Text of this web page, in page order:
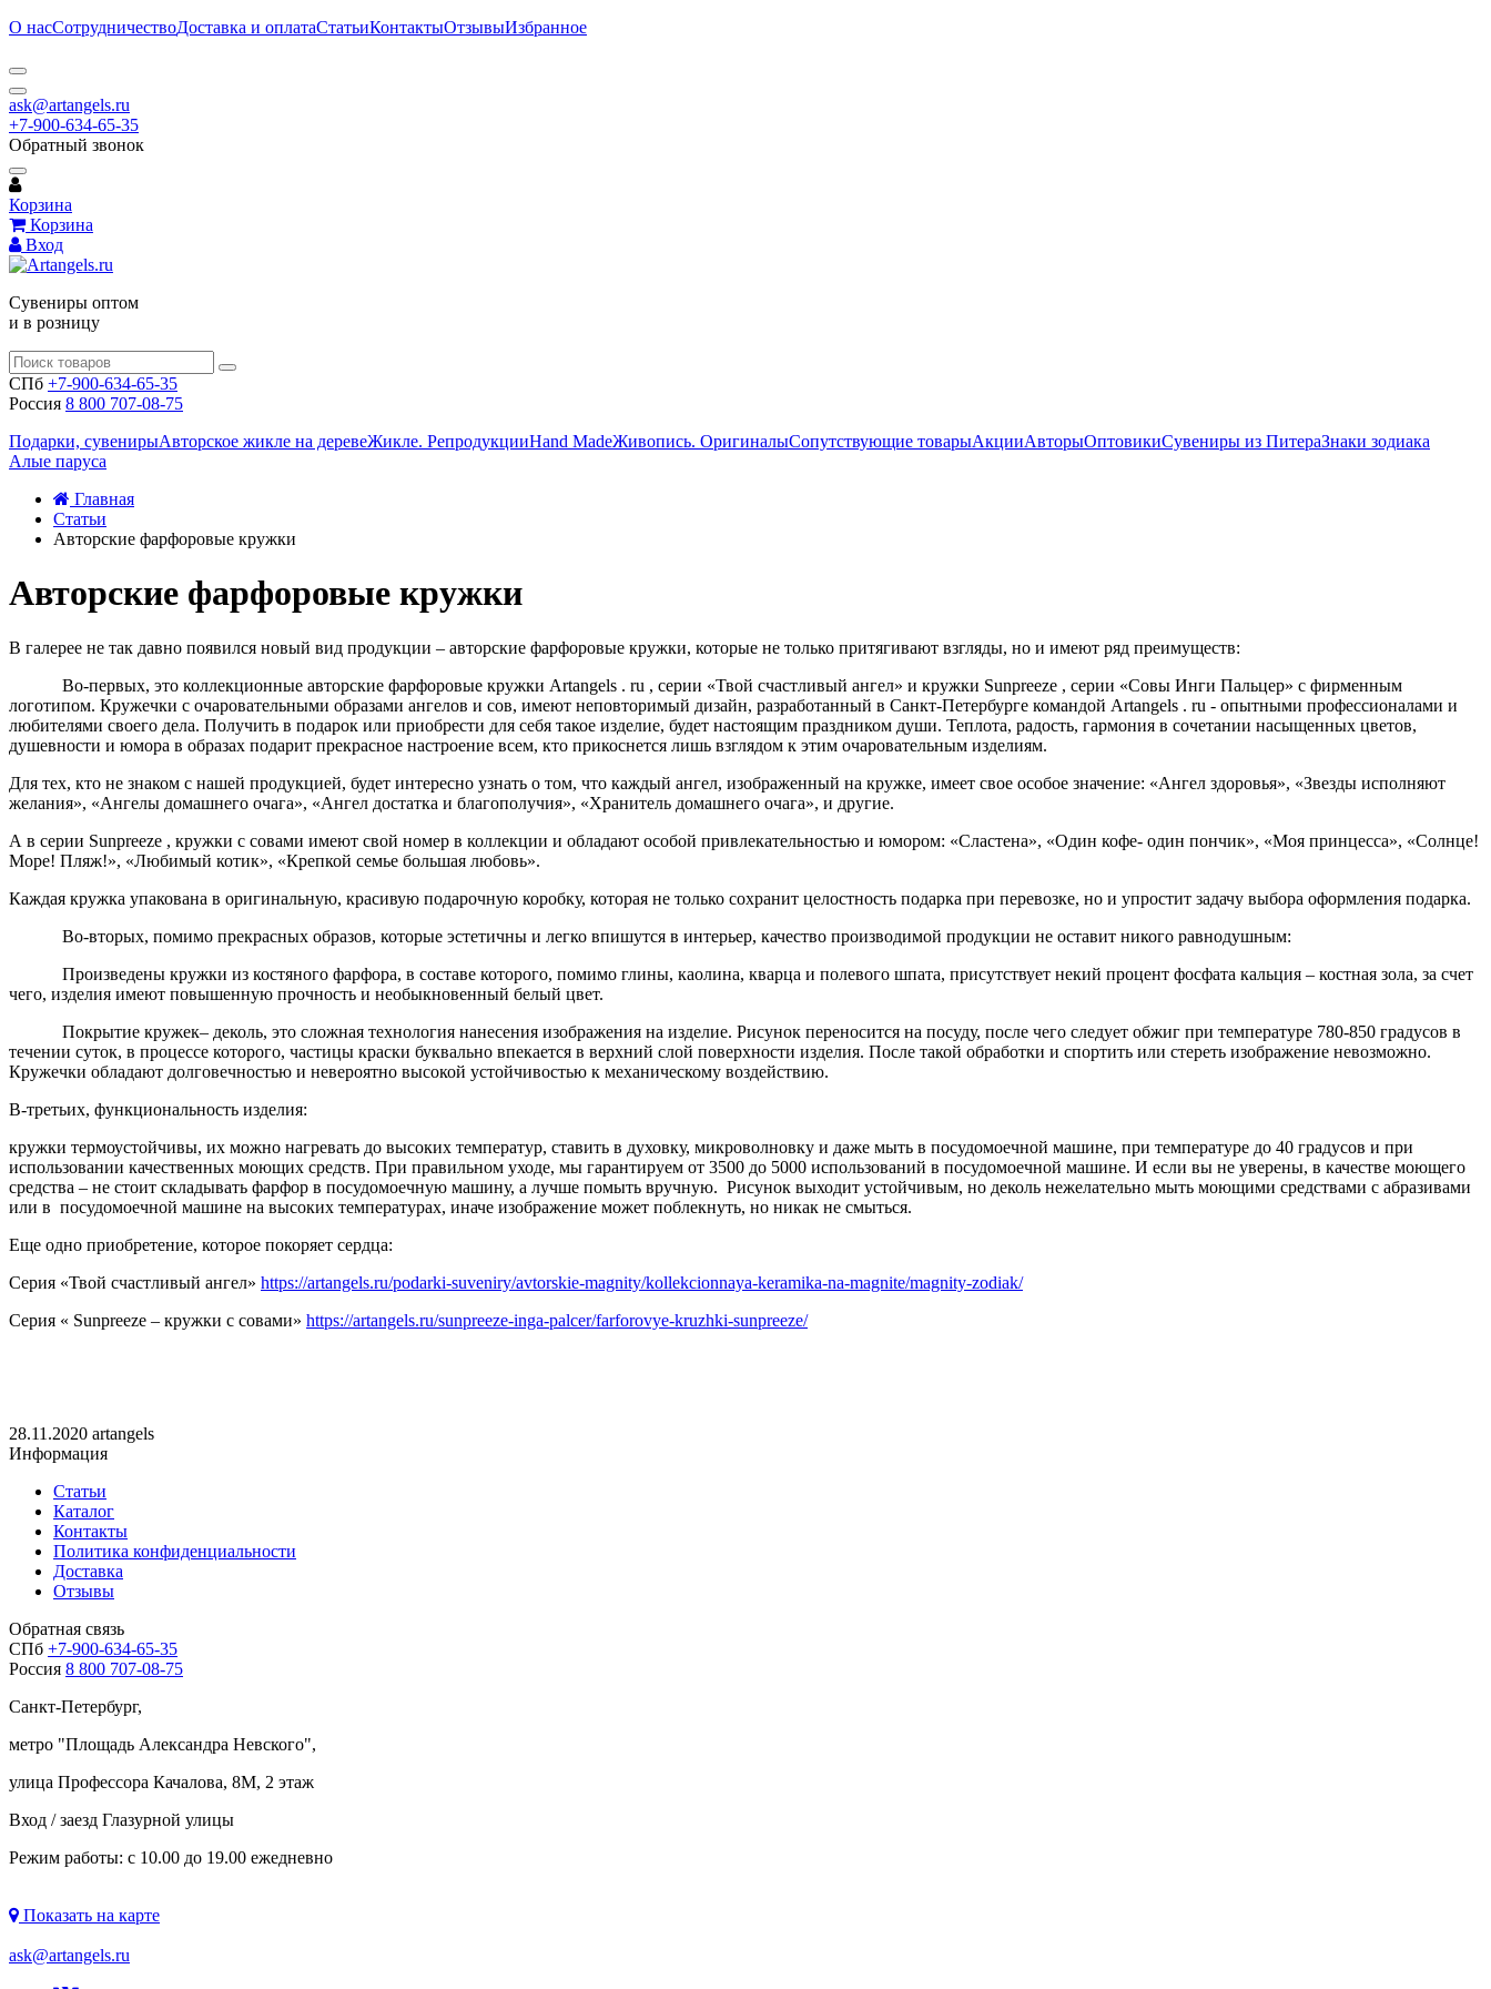
О насСотрудничествоДоставка и оплатаСтатьиКонтактыОтзывыИзбранное
ask@artangels.ru
+7-900-634-65-35
Обратный звонок
Корзина
Корзина
Вход
Сувениры оптом
и в розницу
СПб +7-900-634-65-35
Россия 8 800 707-08-75
Подарки, сувенирыАвторское жикле на деревеЖикле. РепродукцииHand MadeЖивопись. ОригиналыСопутствующие товарыАкцииАвторыОптовикиСувениры из ПитераЗнаки зодиака
Алые паруса
Главная
Статьи
Авторские фарфоровые кружки
Авторские фарфоровые кружки
В галерее не так давно появился новый вид продукции – авторские фарфоровые кружки, которые не только притягивают взгляды, но и имеют ряд преимуществ:
Во-первых, это коллекционные авторские фарфоровые кружки Artangels . ru , серии «Твой счастливый ангел» и кружки Sunpreeze , серии «Совы Инги Пальцер» с фирменным
логотипом. Кружечки с очаровательными образами ангелов и сов, имеют неповторимый дизайн, разработанный в Санкт-Петербурге командой Artangels . ru - опытными профессионалами и
любителями своего дела. Получить в подарок или приобрести для себя такое изделие, будет настоящим праздником души. Теплота, радость, гармония в сочетании насыщенных цветов,
душевности и юмора в образах подарит прекрасное настроение всем, кто прикоснется лишь взглядом к этим очаровательным изделиям.
Для тех, кто не знаком с нашей продукцией, будет интересно узнать о том, что каждый ангел, изображенный на кружке, имеет свое особое значение: «Ангел здоровья», «Звезды исполняют
желания», «Ангелы домашнего очага», «Ангел достатка и благополучия», «Хранитель домашнего очага», и другие.
А в серии Sunpreeze , кружки с совами имеют свой номер в коллекции и обладают особой привлекательностью и юмором: «Сластена», «Один кофе- один пончик», «Моя принцесса», «Солнце!
Море! Пляж!», «Любимый котик», «Крепкой семье большая любовь».
Каждая кружка упакована в оригинальную, красивую подарочную коробку, которая не только сохранит целостность подарка при перевозке, но и упростит задачу выбора оформления подарка.
Во-вторых, помимо прекрасных образов, которые эстетичны и легко впишутся в интерьер, качество производимой продукции не оставит никого равнодушным:
Произведены кружки из костяного фарфора, в составе которого, помимо глины, каолина, кварца и полевого шпата, присутствует некий процент фосфата кальция – костная зола, за счет
чего, изделия имеют повышенную прочность и необыкновенный белый цвет.
Покрытие кружек– деколь, это сложная технология нанесения изображения на изделие. Рисунок переносится на посуду, после чего следует обжиг при температуре 780-850 градусов в
течении суток, в процессе которого, частицы краски буквально впекается в верхний слой поверхности изделия. После такой обработки и спортить или стереть изображение невозможно.
Кружечки обладают долговечностью и невероятно высокой устойчивостью к механическому воздействию.
В-третьих, функциональность изделия:
кружки термоустойчивы, их можно нагревать до высоких температур, ставить в духовку, микроволновку и даже мыть в посудомоечной машине, при температуре до 40 градусов и при
использовании качественных моющих средств. При правильном уходе, мы гарантируем от 3500 до 5000 использований в посудомоечной машине. И если вы не уверены, в качестве моющего
средства – не стоит складывать фарфор в посудомоечную машину, а лучше помыть вручную. Рисунок выходит устойчивым, но деколь нежелательно мыть моющими средствами с абразивами
или в посудомоечной машине на высоких температурах, иначе изображение может поблекнуть, но никак не смыться.
Еще одно приобретение, которое покоряет сердца:
Серия «Твой счастливый ангел» https://artangels.ru/podarki-suveniry/avtorskie-magnity/kollekcionnaya-keramika-na-magnite/magnity-zodiak/
Серия « Sunpreeze – кружки с совами» https://artangels.ru/sunpreeze-inga-palcer/farforovye-kruzhki-sunpreeze/
28.11.2020 artangels
Информация
Статьи
Каталог
Контакты
Политика конфиденциальности
Доставка
Отзывы
Обратная связь
СПб +7-900-634-65-35
Россия 8 800 707-08-75
Санкт-Петербург,
метро "Площадь Александра Невского",
улица Профессора Качалова, 8М, 2 этаж
Вход / заезд Глазурной улицы
Режим работы: с 10.00 до 19.00 ежедневно
Показать на карте
ask@artangels.ru